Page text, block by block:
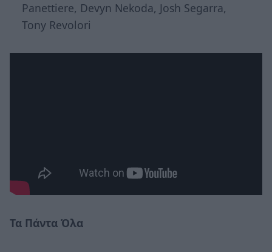
Panettiere, Devyn Nekoda, Josh Segarra,
Tony Revolori
Τα Πάντα Όλα